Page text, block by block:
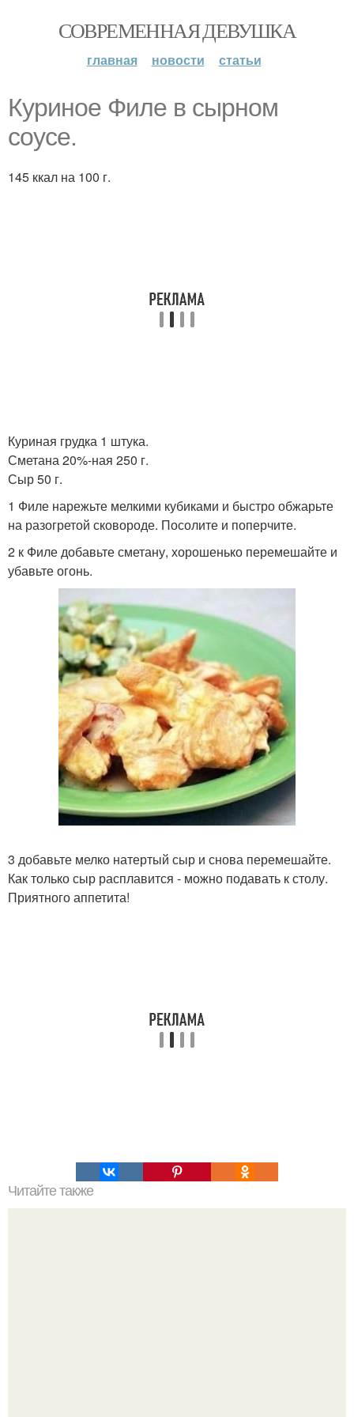
СОВРЕМЕННАЯ ДЕВУШКА
главная новости статьи
Куриное Филе в сырном
соусе.
145 ккал на 100 г.
Куриная грудка 1 штука.
Сметана 20%-ная 250 г.
Сыр 50 г.
1 Филе нарежьте мелкими кубиками и быстро обжарьте
на разогретой сковороде. Посолите и поперчите.
2 к Филе добавьте сметану, хорошенько перемешайте и
убавьте огонь.
3 добавьте мелко натертый сыр и снова перемешайте.
Как только сыр расплавится - можно подавать к столу.
Приятного аппетита!
Читайте также